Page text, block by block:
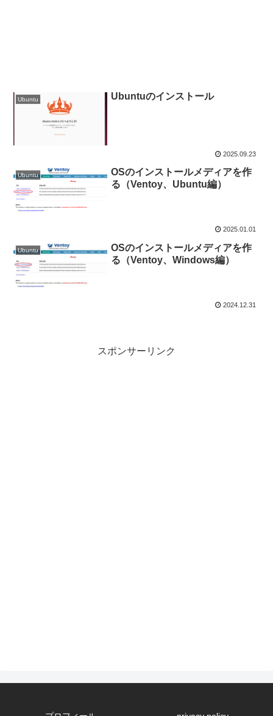
Ubuntu Ubuntuのインストール
2025.09.23
Ubuntu
OSのインストールメディアを作
る（Ventoy、Ubuntu編）
2025.01.01
Ubuntu
OSのインストールメディアを作
る（Ventoy、Windows編）
2024.12.31
スポンサーリンク